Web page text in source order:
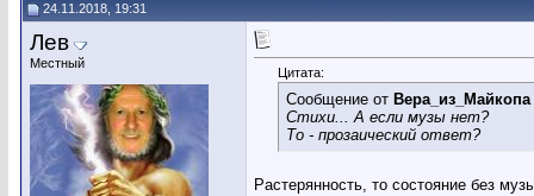
24.11.2018, 19:31
Лев
Местный
Цитата:
Сообщение от Вера_из_Майкопа
Стихи... А если музы нет?
То - прозаический ответ?
Растерянность, то состояние без